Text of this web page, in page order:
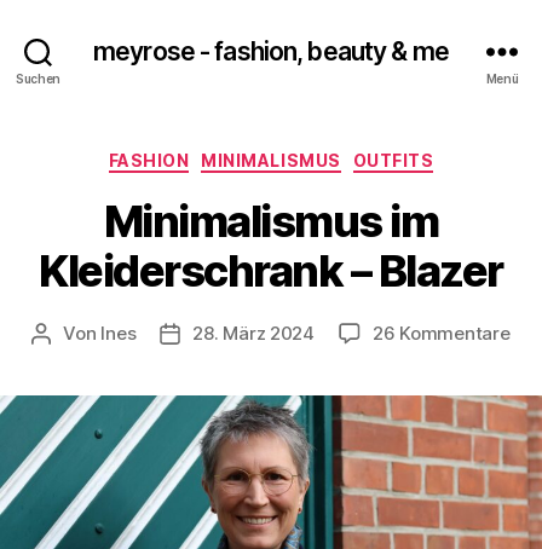
Suchen
meyrose - fashion, beauty & me
Menü
Kategorien
FASHION MINIMALISMUS OUTFITS
Minimalismus im
Kleiderschrank – Blazer
Beitragsautor
Von Ines Veröffentlichungsdatum
28. März 2024 26 Kommentarezu
–